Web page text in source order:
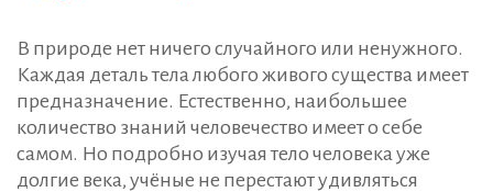
В природе нет ничего случайного или ненужного.
Каждая деталь тела любого живого существа имеет
предназначение. Естественно, наибольшее
количество знаний человечество имеет о себе
самом. Но подробно изучая тело человека уже
долгие века, учёные не перестают удивляться